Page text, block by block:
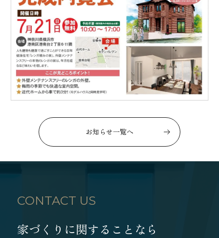
お知らせ一覧へ
CONTACT US
家づくりに関することなら